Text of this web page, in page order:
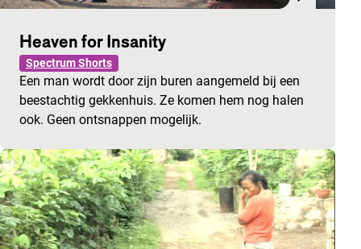
Heaven for Insanity
Spectrum Shorts
Een man wordt door zijn buren aangemeld bij een
beestachtig gekkenhuis. Ze komen hem nog halen
ook. Geen ontsnappen mogelijk.